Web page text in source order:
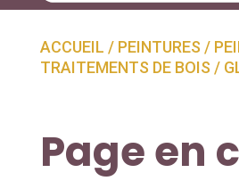
ACCUEIL / PEINTURES /
TRAITEMENTS DE BOIS /
Page en